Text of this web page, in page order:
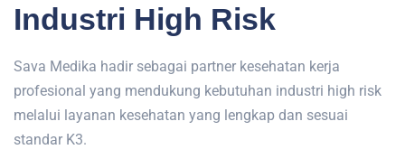
Industri High Risk
Sava Medika hadir sebagai partner kesehatan kerja
profesional yang mendukung kebutuhan industri high risk
melalui layanan kesehatan yang lengkap dan sesuai
standar K3.